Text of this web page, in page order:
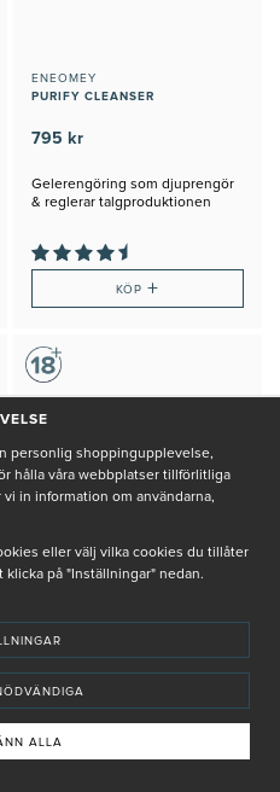
ENEOMEY
PURIFY CLEANSER
795 kr
Gelerengöring som djuprengör
& reglerar talgproduktionen
KÖP +
HAND CREAM
265 kr
personlig shoppingupplevelse,
hålla våra webbplatser tillförlitliga
in information om användarna,
eller välj vilka cookies du tillåter
på "Inställningar" nedan.
ALLA